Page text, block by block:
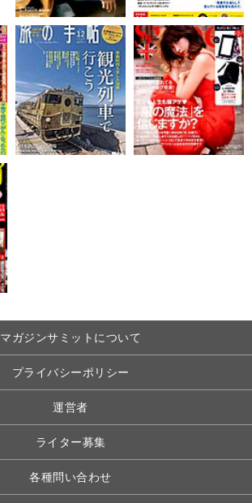
マガジンサミットについて
プライバシーポリシー
運営者
ライター募集
各種問い合わせ